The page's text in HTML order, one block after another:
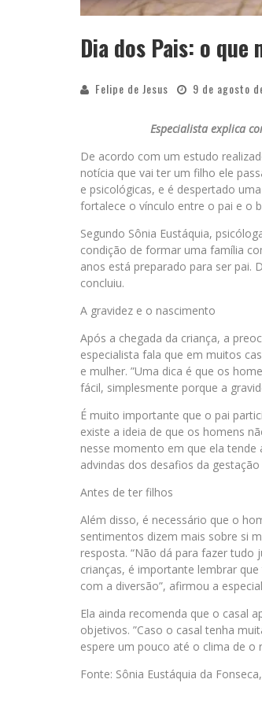
Dia dos Pais: o que
Felipe de Jesus 9 de agosto
Especialista explica
De acordo com um estudo
notícia que vai ter um filho ele
e psicológicas, e é despertado
fortalece o vínculo entre o pai e o
Segundo Sônia Eustáquia,
condição de formar uma família
anos está preparado para ser pai.
concluiu.
A gravidez e o nascimento
Após a chegada da criança, a
especialista fala que em muitos
e mulher. ”Uma dica é que os
fácil, simplesmente porque a
É muito importante que o pai
existe a ideia de que os homens
nesse momento em que ela
advindas dos desafios da
Antes de ter filhos
Além disso, é necessário que o
sentimentos dizem mais sobre si
resposta. “Não dá para fazer
crianças, é importante lembrar
com a diversão”, afirmou a
Ela ainda recomenda que o casal
objetivos. ”Caso o casal tenha
espere um pouco até o clima de o
Fonte: Sônia Eustáquia da